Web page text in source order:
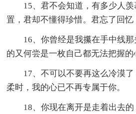
15、君不会知道，有多少人
置，君却不懂得珍惜。君忘了回忆
16、你曾经是我攥在手中线
的又何尝是一枚自己都无法把握的
17、不可以不要再这么冷漠
柔时，我的心已不再专属于你。
18、你现在离开是走着出去